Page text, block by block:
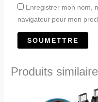
Enregistrer mon nom,
navigateur pour mon
Produits